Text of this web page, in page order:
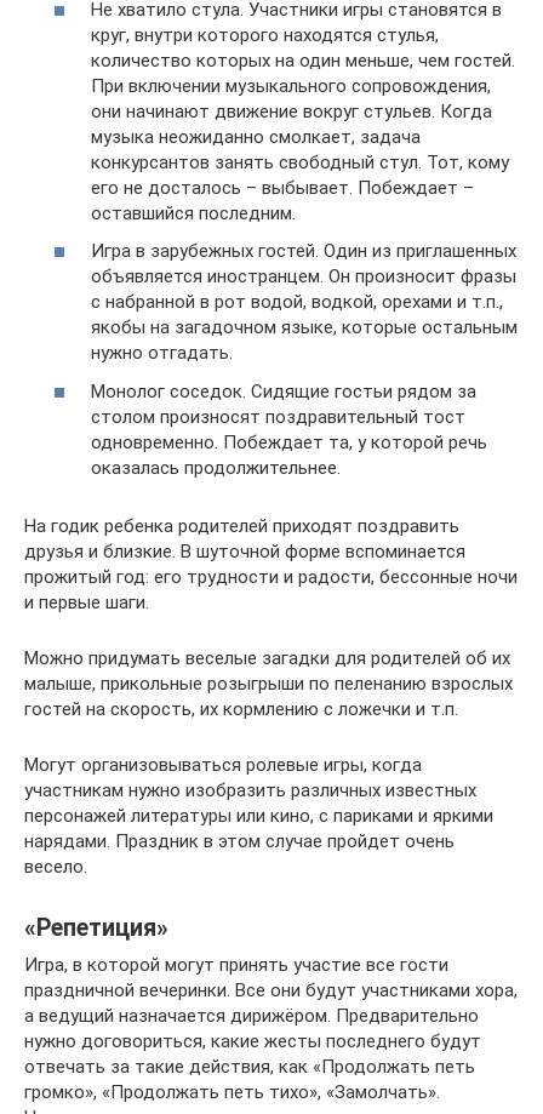
Не хватило стула. Участники игры становятся в
круг, внутри которого находятся стулья,
количество которых на один меньше, чем гостей.
При включении музыкального сопровождения,
они начинают движение вокруг стульев. Когда
музыка неожиданно смолкает, задача
конкурсантов занять свободный стул. Тот, кому
его не досталось – выбывает. Побеждает –
оставшийся последним.
Игра в зарубежных гостей. Один из приглашенных
объявляется иностранцем. Он произносит фразы
с набранной в рот водой, водкой, орехами и т.п.,
якобы на загадочном языке, которые остальным
нужно отгадать.
Монолог соседок. Сидящие гостьи рядом за
столом произносят поздравительный тост
одновременно. Побеждает та, у которой речь
оказалась продолжительнее.
На годик ребенка родителей приходят поздравить
друзья и близкие. В шуточной форме вспоминается
прожитый год: его трудности и радости, бессонные ночи
и первые шаги.
Можно придумать веселые загадки для родителей об их
малыше, прикольные розыгрыши по пеленанию взрослых
гостей на скорость, их кормлению с ложечки и т.п.
Могут организовываться ролевые игры, когда
участникам нужно изобразить различных известных
персонажей литературы или кино, с париками и яркими
нарядами. Праздник в этом случае пройдет очень
весело.
«Репетиция»
Игра, в которой могут принять участие все гости
праздничной вечеринки. Все они будут участниками хора,
а ведущий назначается дирижёром. Предварительно
нужно договориться, какие жесты последнего будут
отвечать за такие действия, как «Продолжать петь
громко», «Продолжать петь тихо», «Замолчать».